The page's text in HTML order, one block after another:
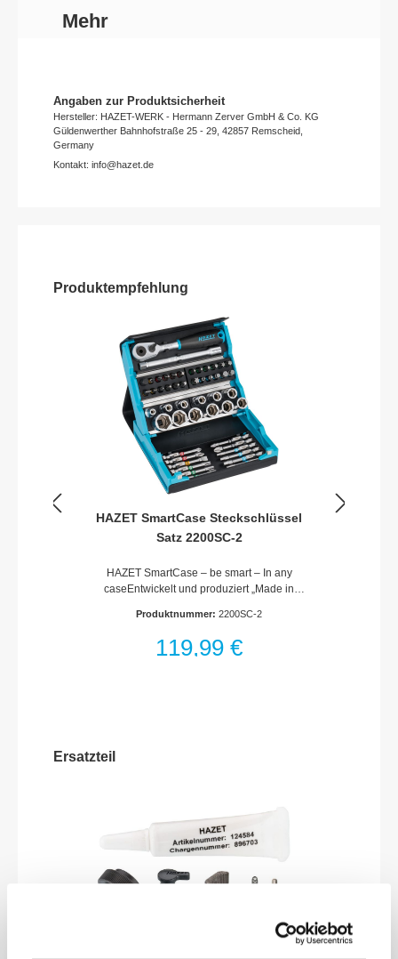
Mehr
Angaben zur Produktsicherheit
Hersteller: HAZET-WERK - Hermann Zerver GmbH & Co. KG
Güldenwerther Bahnhofstraße 25 - 29, 42857 Remscheid,
Germany
Kontakt: info@hazet.de
Produktempfehlung
HAZET SmartCase Steckschlüssel
Satz 2200SC-2
HAZET SmartCase – be smart – In any
caseEntwickelt und produziert „Made in
kompakten, klappbaren
WerkzeugsatzesLeicht abwischbares
Material und angenehme HaptikVereint
klapperndes WerkzeugMagnetverschluss –
schnell zu öffnen und verschleißfreiStabile,
kleinstem Raum für beste ÜbersichtOptimale
Übersicht und einfache Entnahme des
Werkzeugs – wahlweise flach aufklappbar
aufstellbarAntrieb: Sechskant massiv 6,3 (1/4
Schlitz Profil, Kreuzschlitz Profil PH, Pozidriv
Profil PZ, Innen-Sechskant Profil, Innen
Produktnummer: 2200SC-2
119,99 €
Ersatzteil